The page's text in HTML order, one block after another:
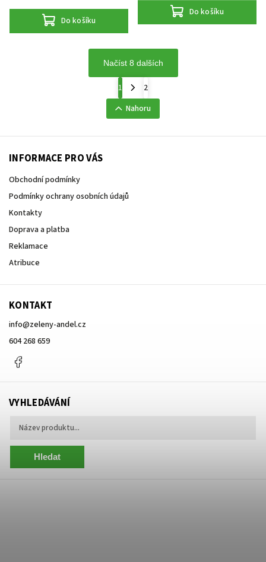
Do košíku
Do košíku
Načíst 8 dalších
1
2
Nahoru
INFORMACE PRO VÁS
Obchodní podmínky
Podmínky ochrany osobních údajů
Kontakty
Doprava a platba
Reklamace
Atribuce
KONTAKT
info@zeleny-andel.cz
604 268 659
VYHLEDÁVÁNÍ
Hledat